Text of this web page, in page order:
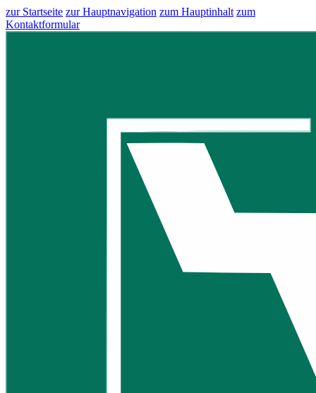
zur Startseite zur Hauptnavigation zum Hauptinhalt zum
Kontaktformular